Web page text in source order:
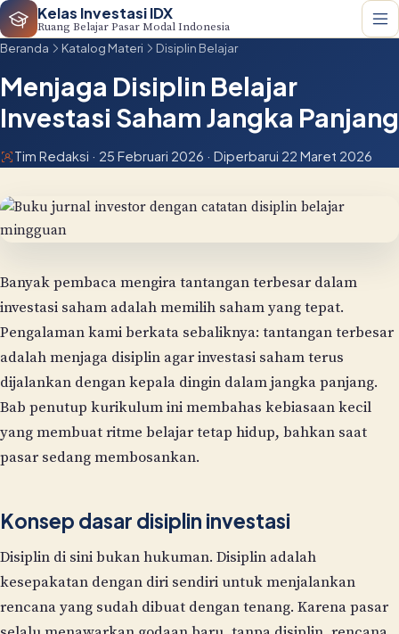
Kelas Investasi IDX
Ruang Belajar Pasar Modal Indonesia
Beranda Katalog Materi Disiplin Belajar
Menjaga Disiplin Belajar
Investasi Saham Jangka Panjang
Tim Redaksi · 25 Februari 2026 · Diperbarui 22 Maret 2026
Banyak pembaca mengira tantangan terbesar dalam
investasi saham adalah memilih saham yang tepat.
Pengalaman kami berkata sebaliknya: tantangan terbesar
adalah menjaga disiplin agar investasi saham terus
dijalankan dengan kepala dingin dalam jangka panjang.
Bab penutup kurikulum ini membahas kebiasaan kecil
yang membuat ritme belajar tetap hidup, bahkan saat
pasar sedang membosankan.
Konsep dasar disiplin investasi
Disiplin di sini bukan hukuman. Disiplin adalah
kesepakatan dengan diri sendiri untuk menjalankan
rencana yang sudah dibuat dengan tenang. Karena pasar